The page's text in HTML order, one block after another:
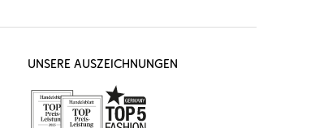
UNSERE AUSZEICHNUNGEN